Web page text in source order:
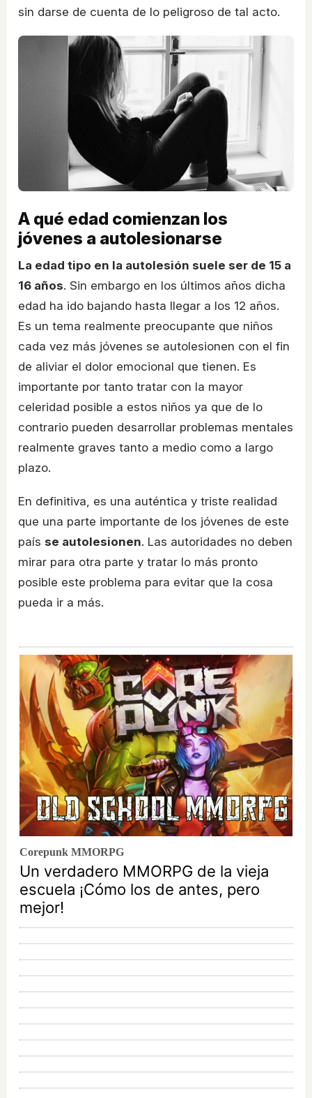
sin darse de cuenta de lo peligroso de tal acto.
A qué edad comienzan los
jóvenes a autolesionarse
La edad tipo en la autolesión suele ser de 15 a
16 años. Sin embargo en los últimos años dicha
edad ha ido bajando hasta llegar a los 12 años.
Es un tema realmente preocupante que niños
cada vez más jóvenes se autolesionen con el fin
de aliviar el dolor emocional que tienen. Es
importante por tanto tratar con la mayor
celeridad posible a estos niños ya que de lo
contrario pueden desarrollar problemas mentales
realmente graves tanto a medio como a largo
plazo.
En definitiva, es una auténtica y triste realidad
que una parte importante de los jóvenes de este
país se autolesionen. Las autoridades no deben
mirar para otra parte y tratar lo más pronto
posible este problema para evitar que la cosa
pueda ir a más.
Corepunk MMORPG
Un verdadero MMORPG de la vieja
escuela ¡Cómo los de antes, pero
mejor!